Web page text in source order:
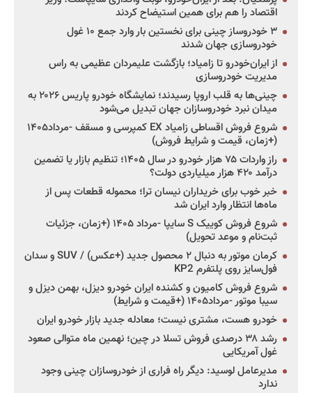
اقتصاد را هم برای همین استیضاح کردند
۳ خودروساز چینی برای نخستین بار وارد جمع ۱۰ غول
خودروسازی جهان شدند
از ایران‌خودرو تا زامیاد؛ بازگشت علیمردان عظیمی به راس
مدیریت خودروسازی
چینی‌ها به قلب اروپا رسیدند؛ نمایشگاه خودرو پاریس ۲۰۲۶ به
میدان نبرد خودروسازان جهان تبدیل می‌شود
شروع فروش اقساطی زامیاد EX کمپرسی و مسقف -مرداد۱۴۰۵
(+زمان، قیمت و شرایط فروش)
راز واردات ۷۵ هزار خودرو در سال ۱۴۰۵؛ تنظیم بازار یا تضمین
درآمد ۴۲۰ هزار میلیاردی دولت؟
خبر خوب برای خریداران نیسان ترا؛ محموله قطعات پس از
ماه‌ها انتظار وارد ایران شد
شروع فروش کوییک S سایپا -مرداد ۱۴۰۵ (+زمان، جزئیات
ثبت‌نام و موعد تحویل)
کرمان موتور به دنبال ۲ محصول جدید (+عکس) / SUV و سدان
فول‌سایز روی پلتفرم KP2
شروع فروش کامیون و کشنده ایران خودرو دیزل، بهمن دیزل و
سیبا موتور -مرداد۱۴۰۵ (+قیمت و شرایط)
خودرو هست، مشتری نیست؛ معادله جدید بازار خودرو ایران
رشد ۳۸ درصدی فروش تسلا در چین؛ نهمین ماه متوالی صعود
غول آمریکایی
مدیرعامل لوسید: دیگر راه فراری از خودروسازان چینی وجود
ندارد